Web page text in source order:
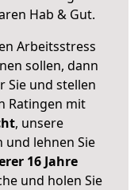
Hab & Gut.
Arbeitsstress
sollen, dann
Sie und stellen
Ratingen mit
, unsere
und lehnen Sie
16 Jahre
und holen Sie